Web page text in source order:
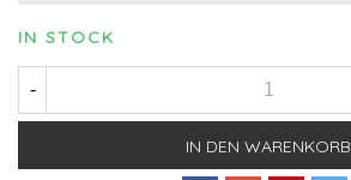
IN STOCK
-
IN DEN WARENKORB